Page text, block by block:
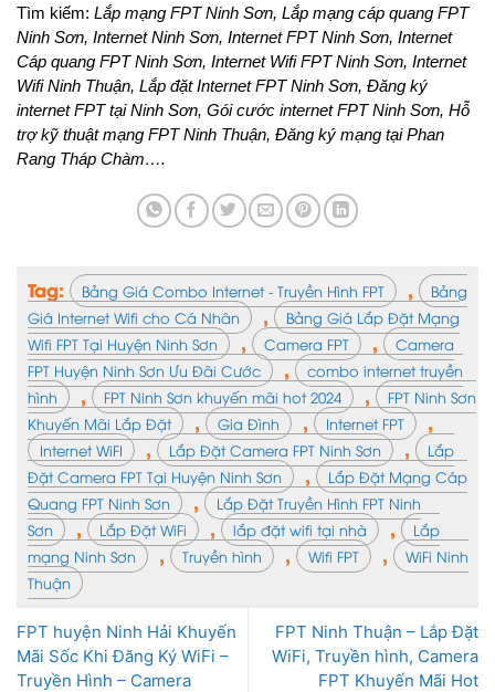
Tìm kiếm: Lắp mạng FPT Ninh Sơn, Lắp mạng cáp quang FPT
Ninh Sơn, Internet Ninh Sơn, Internet FPT Ninh Sơn, Internet
Cáp quang FPT Ninh Sơn, Internet Wifi FPT Ninh Sơn, Internet
Wifi Ninh Thuận, Lắp đặt Internet FPT Ninh Sơn, Đăng ký
internet FPT tại Ninh Sơn, Gói cước internet FPT Ninh Sơn, Hỗ
trợ kỹ thuật mạng FPT Ninh Thuận, Đăng ký mạng tại Phan
Rang Tháp Chàm….
Tag: Bảng Giá Combo Internet - Truyền Hình FPT ,
Bảng
Giá Internet Wifi cho Cá Nhân
,
Bảng Giá Lắp Đặt Mạng
Wifi FPT Tại Huyện Ninh Sơn
, Camera FPT ,
Camera
FPT Huyện Ninh Sơn Ưu Đãi Cước
,
combo internet truyền
hình
, FPT Ninh Sơn khuyến mãi hot 2024 ,
FPT Ninh Sơn
Khuyến Mãi Lắp Đặt
, Gia Đình , Internet FPT ,
Internet WiFI , Lắp Đặt Camera FPT Ninh Sơn ,
Lắp
Đặt Camera FPT Tại Huyện Ninh Sơn
,
Lắp Đặt Mạng Cáp
Quang FPT Ninh Sơn
,
Lắp Đặt Truyền Hình FPT Ninh
Sơn
, Lắp Đặt WiFi , lắp đặt wifi tại nhà ,
Lắp
mạng Ninh Sơn
, Truyền hình , Wifi FPT ,
WiFi Ninh
Thuận
FPT huyện Ninh Hải Khuyến
Mãi Sốc Khi Đăng Ký WiFi –
Truyền Hình – Camera
FPT Ninh Thuận – Lắp Đặt
WiFi, Truyền hình, Camera
FPT Khuyến Mãi Hot